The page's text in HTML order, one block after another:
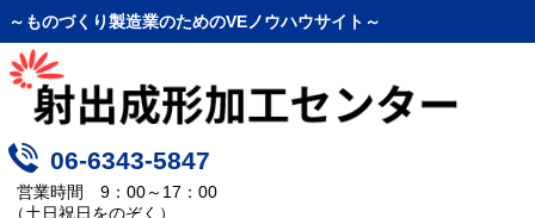
～ものづくり製造業のためのVEノウハウサイト～
06-6343-5847
営業時間 9：00～17：00
（土日祝日をのぞく）